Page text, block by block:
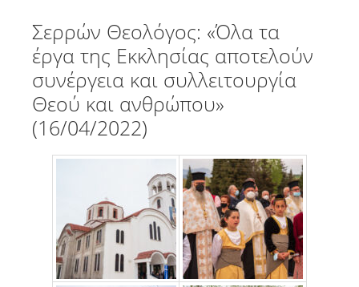
Σερρών Θεολόγος: «Όλα τα
έργα της Εκκλησίας αποτελούν
συνέργεια και συλλειτουργία
Θεού και ανθρώπου»
(16/04/2022)